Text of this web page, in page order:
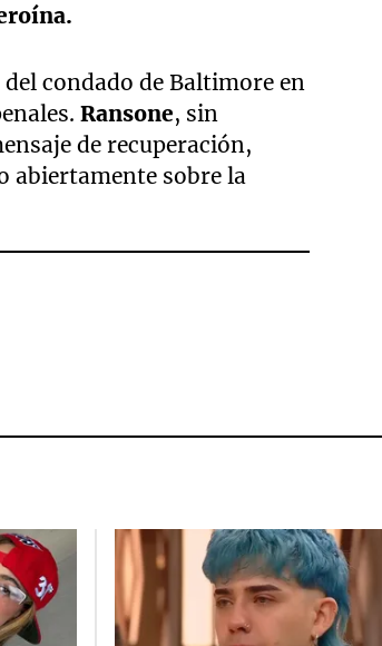
condado de Baltimore en
Ransone, sin
de recuperación,
abiertamente sobre la